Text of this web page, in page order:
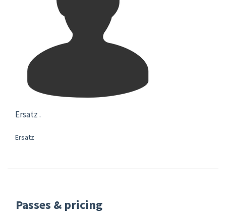
Ersatz .
Ersatz
Passes & pricing